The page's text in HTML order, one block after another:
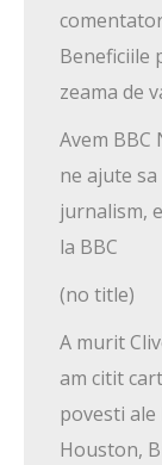
Beneficiile
zeama de
Avem BBC
ne ajute
jurnalism,
la BBC
(no title)
A murit
am citit
povesti
Houston,